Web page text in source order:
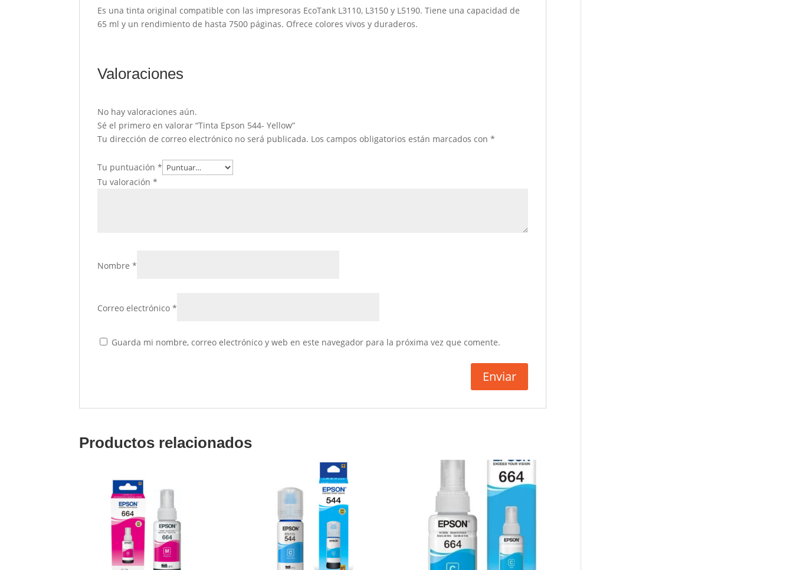
Es una tinta original compatible con las impresoras EcoTank L3110, L3150 y L5190. Tiene una capacidad de
65 ml y un rendimiento de hasta 7500 páginas. Ofrece colores vivos y duraderos.
Valoraciones
No hay valoraciones aún.
Sé el primero en valorar “Tinta Epson 544- Yellow”
Tu dirección de correo electrónico no será publicada. Los campos obligatorios están marcados con*
Tu puntuación*
Tu valoración*
Nombre*
Correo electrónico*
Guarda mi nombre, correo electrónico y web en este navegador para la próxima vez que comente.
Productos relacionados